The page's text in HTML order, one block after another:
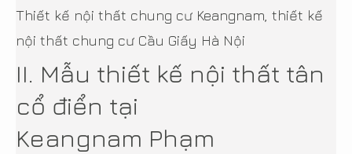
Thiết kế nội thất chung cư Keangnam, thiết kế
nội thất chung cư Cầu Giấy Hà Nội
II. Mẫu thiết kế nội thất tân
cổ điển tại
Keangnam Phạm